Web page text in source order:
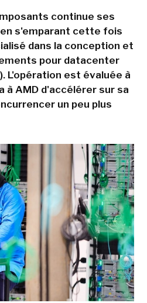
continue ses
s'emparant cette fois
dans la conception et
pour datacenter
L'opération est évaluée à
AMD d'accélérer sur sa
un peu plus